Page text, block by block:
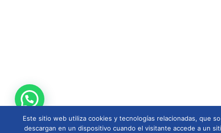
Este sitio web utiliza cookies y tecnologías relacionadas, que
descargan en un dispositivo cuando el visitante accede a un